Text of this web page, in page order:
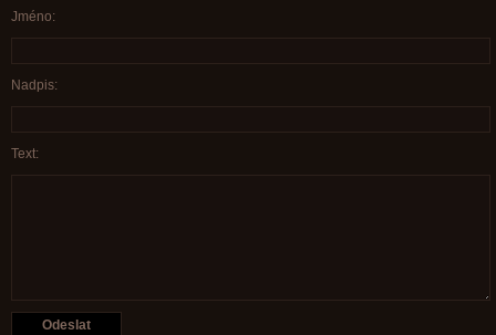
Jméno:
Nadpis:
Text: